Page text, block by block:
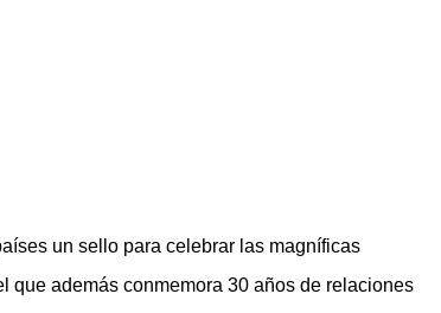
un sello para celebrar las magníficas
que además conmemora 30 años de relaciones